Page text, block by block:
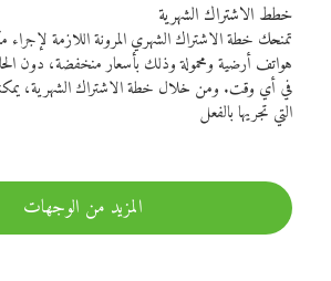
خطط الاشتراك الشهرية
تمنحك خطة الاشتراك الشهري المرونة اللازمة لإجراء
هواتف أرضية ومحمولة وذلك بأسعار منخفضة، دون
في أي وقت. ومن خلال خطة الاشتراك الشهرية، يمكنك
التي تجريها بالفعل
المزيد من الوجهات